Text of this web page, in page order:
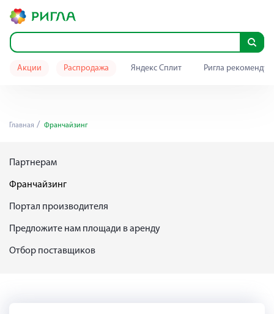
Акции Распродажа Яндекс Сплит Ригла
Главная Франчайзинг
Партнерам
Франчайзинг
Портал производителя
Предложите нам площади в аренду
Отбор поставщиков